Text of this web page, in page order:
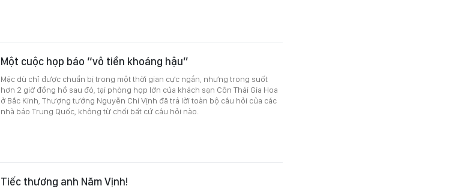
Một cuộc họp báo “vô tiền khoáng hậu”
Mặc dù chỉ được chuẩn bị trong một thời gian cực ngắn, nhưng trong suốt
hơn 2 giờ đồng hồ sau đó, tại phòng họp lớn của khách sạn Côn Thái Gia Hoa
ở Bắc Kinh, Thượng tướng Nguyễn Chí Vịnh đã trả lời toàn bộ câu hỏi của các
nhà báo Trung Quốc, không từ chối bất cứ câu hỏi nào.
Tiếc thương anh Năm Vịnh!